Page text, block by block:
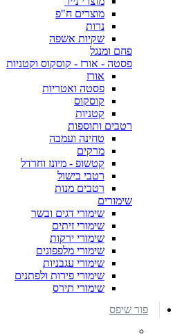
מוצרים ח"פ
נרות
שקיות אשפה
פחם ומנגל
פסטה - אורז - קוסקוס וקטניות
אורז
פסטה ואטריות
קוסקוס
קטניות
רטבים ותוספות
טחינה ועמבה
מרקים
קטשופ - מיונז וחרדל
רטבי בישול
רטבים מנות
שימורים
שימורי דגים ובשר
שימורי זיתים
שימורי ירקות
שימורי מלפפונים
שימורי עגבניות
שימורי פירות ולפתנים
שימורי תירס
פור שיפס